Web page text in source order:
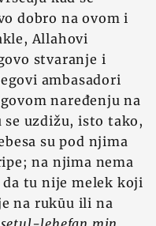
dobro na ovom i
Allahovi
stvaranje i
ambasadori
naređenju na
se uzdižu, isto tako,
su pod njima
na njima nema
tu nije melek koji
na rukūu ili na